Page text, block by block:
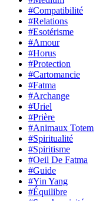
#Compatibilité
#Relations
#Esotérisme
#Amour
#Horus
#Protection
#Cartomancie
#Fatma
#Archange
#Uriel
#Prière
#Animaux Totem
#Spiritualité
#Spiritisme
#Oeil De Fatma
#Guide
#Yin Yang
#Équilibre